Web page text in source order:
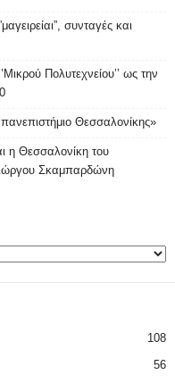
συνταγές και
Πολυτεχνείου’’ ως την
Θεσσαλονίκης»
η Θεσσαλονίκη του
Σκαμπαρδώνη
108
56